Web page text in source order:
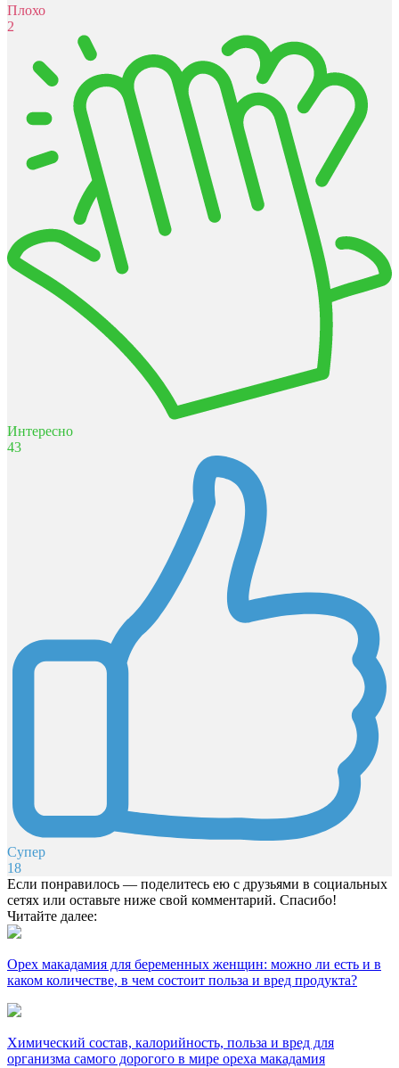
Плохо
2
Интересно
43
Супер
18
Если понравилось — поделитесь ею с друзьями в социальных
сетях или оставьте ниже свой комментарий. Спасибо!
Читайте далее:
Орех макадамия для беременных женщин: можно ли есть и в
каком количестве, в чем состоит польза и вред продукта?
Химический состав, калорийность, польза и вред для
организма самого дорогого в мире ореха макадамия